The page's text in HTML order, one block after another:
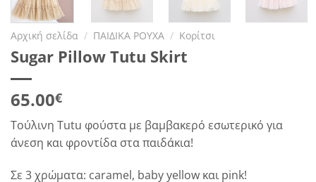
Αρχική σελίδα / ΠΑΙΔΙΚΑ ΡΟΥΧΑ / Κορίτσι
Sugar Pillow Tutu Skirt
65.00€
Τούλινη Tutu φούστα με βαμβακερό εσωτερικό για
άνεση και φροντίδα στα παιδάκια!
Σε 3 χρώματα: caramel, baby yellow και pink!